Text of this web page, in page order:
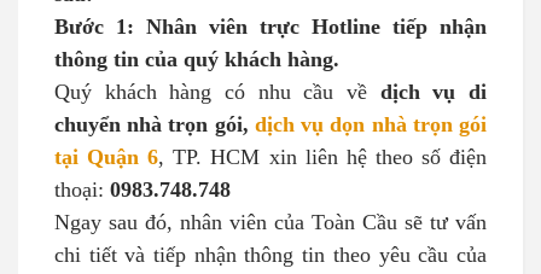
Bước 1: Nhân viên trực Hotline tiếp nhận
thông tin của quý khách hàng.
Quý khách hàng có nhu cầu về dịch vụ di
chuyển nhà trọn gói, dịch vụ dọn nhà trọn gói
tại Quận 6, TP. HCM xin liên hệ theo số điện
thoại: 0983.748.748
Ngay sau đó, nhân viên của Toàn Cầu sẽ tư vấn
chi tiết và tiếp nhận thông tin theo yêu cầu của